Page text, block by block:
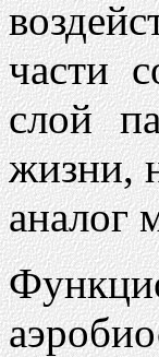
части
слой
жизни,
аналог